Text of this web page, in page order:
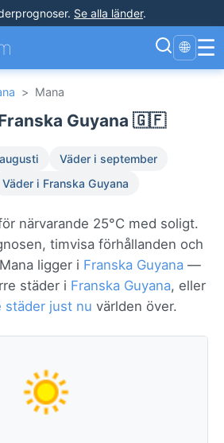
. Se alla länder.
🌐 ☰
> Mana
Guyana 🇬🇫
Väder i september
Väder i Franska Guyana
närvarande 25°C med soligt.
timvisa förhållanden och
ligger i Franska Guyana —
städer i Franska Guyana, eller
städer just nu världen över.